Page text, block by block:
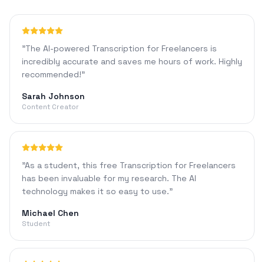
"The AI-powered Transcription for Freelancers is
incredibly accurate and saves me hours of work. Highly
recommended!"
Sarah Johnson
Content Creator
"As a student, this free Transcription for Freelancers
has been invaluable for my research. The AI
technology makes it so easy to use."
Michael Chen
Student